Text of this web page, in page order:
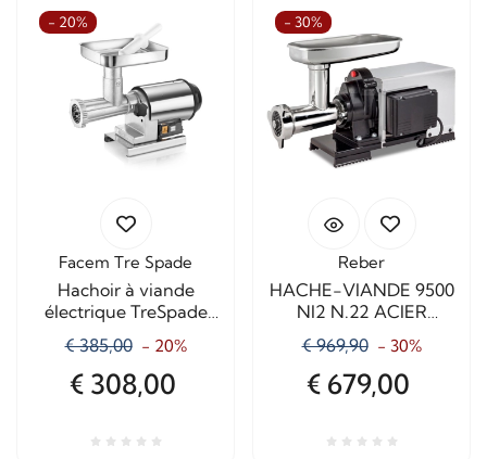
- 20%
Facem Tre Spade
Hachoir à viande
électrique TreSpade
€ 385,00 - 20%
€ 308,00
- 30%
Reber
HACHE-VIANDE 9500
NI2 N.22 ACIER
1200watt
€ 969,90 - 30%
€ 679,00